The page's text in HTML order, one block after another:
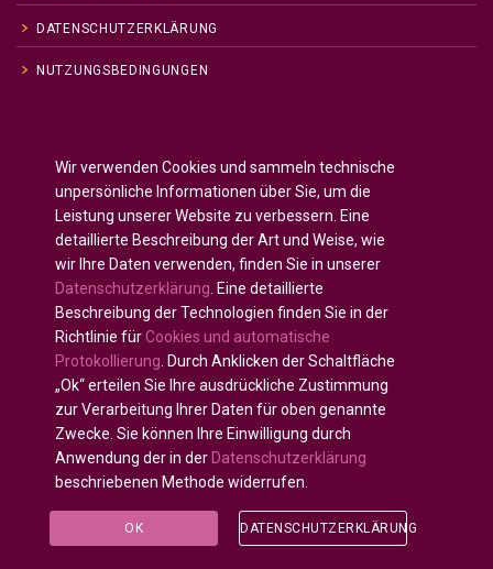
DATENSCHUTZERKLÄRUNG
NUTZUNGSBEDINGUNGEN
Русский( Russisch)
Español(Spanisch)
Français( Französisch)
العربية(Arabisch
Português(Portugiesisch, Portugal)
Alle Rechte vorbehalten © 2020 - 2025
U-INTOSAI —
Accounts Chamber of the Russian Federation©FSI
«CEAIT SP»
Wir verwenden Cookies und sammeln technische
unpersönliche Informationen über Sie, um die
Leistung unserer Website zu verbessern. Eine
detaillierte Beschreibung der Art und Weise, wie
wir Ihre Daten verwenden, finden Sie in unserer
Datenschutzerklärung . Eine detaillierte
Beschreibung der Technologien finden Sie in der
Richtlinie für Cookies und automatische
Protokollierung . Durch Anklicken der Schaltfläche
„Ok“ erteilen Sie Ihre ausdrückliche Zustimmung
zur Verarbeitung Ihrer Daten für oben genannte
Zwecke. Sie können Ihre Einwilligung durch
Anwendung der in der Datenschutzerklärung
beschriebenen Methode widerrufen.
OK DATENSCHUTZERKLÄRUNG